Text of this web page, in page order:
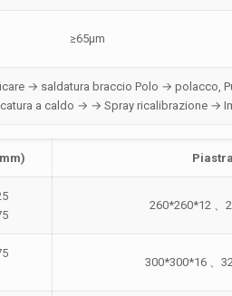
≥65μm
→ saldatura braccio Polo → polacco,
a caldo → → Spray ricalibrazione →
260*260*12 、
300*300*16 、